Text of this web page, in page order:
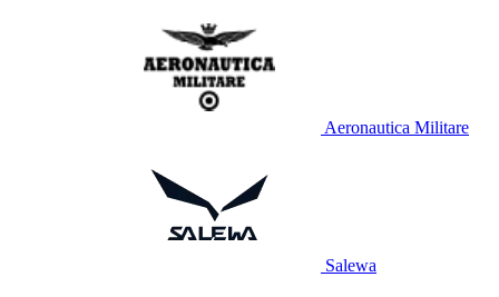
Aeronautica Militare
Salewa